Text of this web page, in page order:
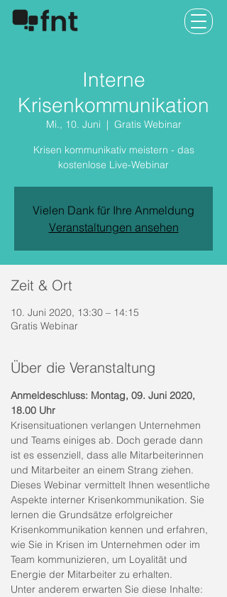
Interne
Krisenkommunikation
Mi., 10. Juni
  |
Gratis Webinar
Krisen kommunikativ meistern - das
kostenlose Live-Webinar
Vielen Dank für Ihre Anmeldung
Veranstaltungen ansehen
Zeit & Ort
10. Juni 2020, 13:30 – 14:15
Gratis Webinar
Über die Veranstaltung
Anmeldeschluss: Montag, 09. Juni 2020,
18.00 Uhr
Krisensituationen verlangen Unternehmen
und Teams einiges ab. Doch gerade dann
ist es essenziell, dass alle Mitarbeiterinnen
und Mitarbeiter an einem Strang ziehen.
Dieses Webinar vermittelt Ihnen wesentliche
Aspekte interner Krisenkommunikation. Sie
lernen die Grundsätze erfolgreicher
Krisenkommunikation kennen und erfahren,
wie Sie in Krisen im Unternehmen oder im
Team kommunizieren, um Loyalität und
Energie der Mitarbeiter zu erhalten.
Unter anderem erwarten Sie diese Inhalte: